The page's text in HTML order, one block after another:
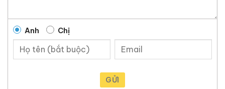
Anh Chị
GỬI